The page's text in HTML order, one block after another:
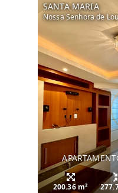
SANTA MARIA
Nossa Senhora de
200.36 m²